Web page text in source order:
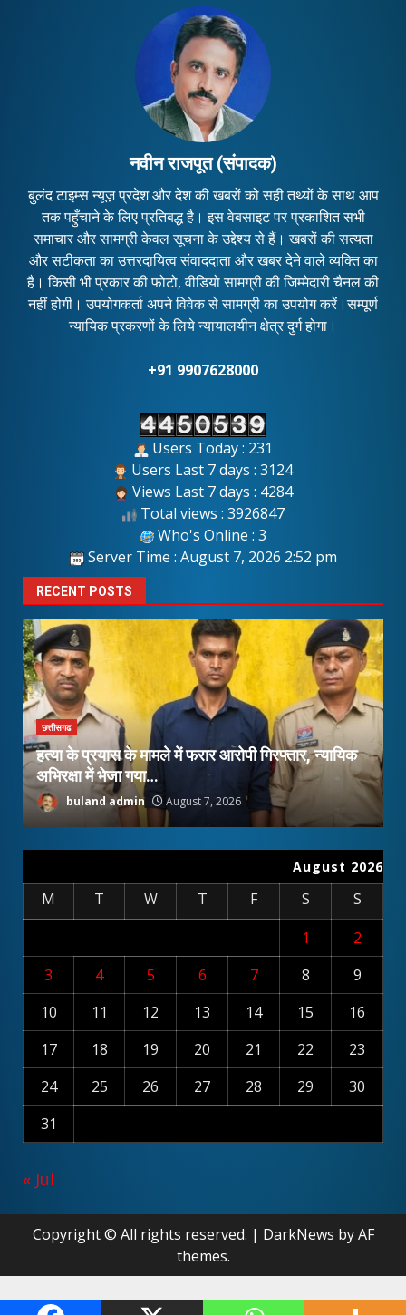
नवीन राजपूत (संपादक)
बुलंद टाइम्स न्यूज़ प्रदेश और देश की खबरों को सही तथ्यों के साथ आप
तक पहुँचाने के लिए प्रतिबद्ध है। इस वेबसाइट पर प्रकाशित सभी
समाचार और सामग्री केवल सूचना के उद्देश्य से हैं। खबरों की सत्यता
और सटीकता का उत्तरदायित्व संवाददाता और खबर देने वाले व्यक्ति का
है। किसी भी प्रकार की फोटो, वीडियो सामग्री की जिम्मेदारी चैनल की
नहीं होगी। उपयोगकर्ता अपने विवेक से सामग्री का उपयोग करें।सम्पूर्ण
न्यायिक प्रकरणों के लिये न्यायालयीन क्षेत्र दुर्ग होगा।
+91 9907628000
Users Today : 231
Users Last 7 days : 3124
Views Last 7 days : 4284
Total views : 3926847
Who's Online : 3
Server Time : August 7, 2026 2:52 pm
RECENT POSTS
छत्तीसगढ
हत्या के प्रयास के मामले में फरार आरोपी गिरफ्तार, न्यायिक
अभिरक्षा में भेजा गया…
buland admin August 7, 2026
August 2026
M T W T F S
S
1
2
3
4 5 6 7 8
9
10
11 12 13 14 15
16
17
18 19 20 21 22
23
24
25 26 27 28 29
30
31
« Jul
Copyright © All rights reserved. | DarkNews by AF
themes.